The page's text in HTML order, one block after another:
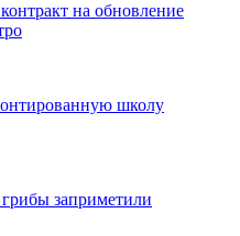
на обновление
школу
заприметили